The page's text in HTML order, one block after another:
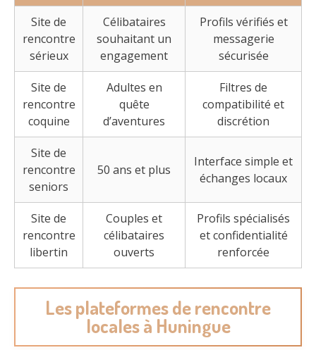
Site de
rencontre
sérieux
Célibataires
souhaitant un
engagement
Profils vérifiés et
messagerie
sécurisée
Site de
rencontre
coquine
Adultes en
quête
d’aventures
Filtres de
compatibilité et
discrétion
Site de
rencontre
seniors
50 ans et plus
Interface simple et
échanges locaux
Site de
rencontre
libertin
Couples et
célibataires
ouverts
Profils spécialisés
et confidentialité
renforcée
Les plateformes de rencontre
locales à Huningue